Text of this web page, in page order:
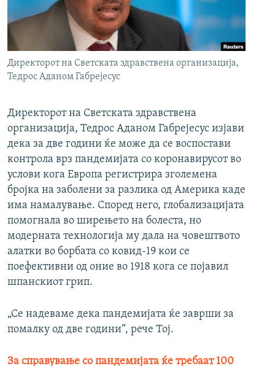
РСЕ веб страници
Директорот на Светската здравствена организација,
Тедрос Аданом Габрејесус
Директорот на Светската здравствена
организација, Тедрос Аданом Габрејесус изјави
дека за две години ќе може да се воспостави
контрола врз пандемијата со коронавирусот во
услови кога Европа регистрира зголемена
бројка на заболени за разлика од Америка каде
има намалување. Според него, глобализацијата
помогнала во ширењето на болеста, но
модерната технологија му дала на човештвото
алатки во борбата со ковид-19 кои се
поефективни од оние во 1918 кога се појавил
шпанскиот грип.
„Се надеваме дека пандемијата ќе заврши за
помалку од две години“, рече Тој.
За справување со пандемијата ќе требаат 100